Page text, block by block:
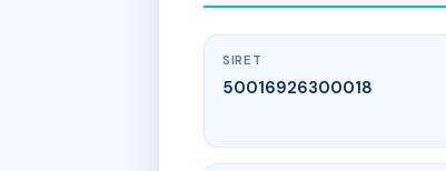
SIRET
50016926300018